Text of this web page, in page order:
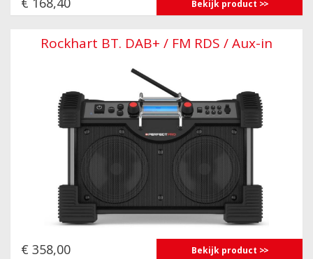
Bekijk product
Rockhart BT. DAB+ / FM RDS / Aux-in
€ 358,00 Bekijk product